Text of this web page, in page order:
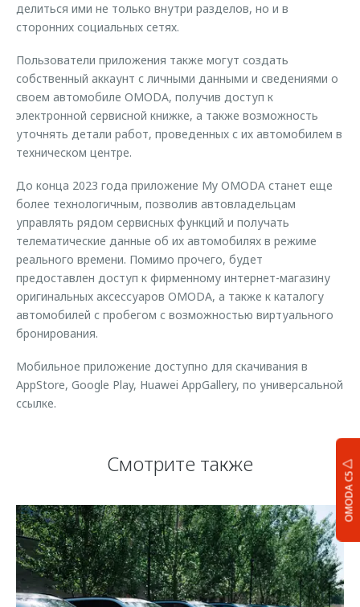
OMODA C5
делиться ими не только внутри разделов, но и в
сторонних социальных сетях.
Пользователи приложения также могут создать
собственный аккаунт с личными данными и сведениями о
своем автомобиле OMODA, получив доступ к
электронной сервисной книжке, а также возможность
уточнять детали работ, проведенных с их автомобилем в
техническом центре.
До конца 2023 года приложение My OMODA станет еще
более технологичным, позволив автовладельцам
управлять рядом сервисных функций и получать
телематические данные об их автомобилях в режиме
реального времени. Помимо прочего, будет
предоставлен доступ к фирменному интернет-магазину
оригинальных аксессуаров OMODA, а также к каталогу
автомобилей с пробегом с возможностью виртуального
бронирования.
Мобильное приложение доступно для скачивания в
AppStore, Google Play, Huawei AppGallery, по универсальной
ссылке.
Смотрите также